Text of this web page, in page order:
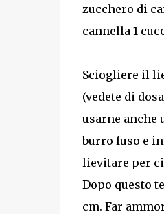
zucchero di
cannella 1
Sciogliere il
(vedete di
usarne anche
burro fuso e
lievitare per
Dopo questo
cm. Far